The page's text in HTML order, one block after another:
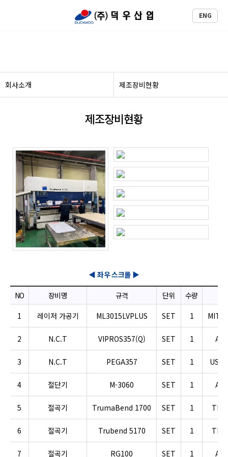
ENG
회사소개 제조장비현황
제조장비현황
◀ 좌우 스크롤 ▶
NO 장비명 규격 단위 수량
1
레이저 가공기 ML3015LVPLUS SET 1
2 N.C.T VIPROS357(Q) SET 1
3 N.C.T PEGA357 SET 1 US
4 절단기 M-3060 SET 1
5 절곡기 TrumaBend 1700 SET 1
6 절곡기 Trubend 5170 SET 1
7 절곡기 RG100 SET 1